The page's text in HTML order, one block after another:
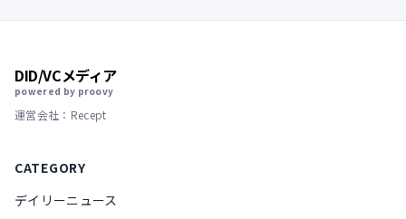
DID/VCメディア
powered by proovy
運営会社：Recept
CATEGORY
デイリーニュース